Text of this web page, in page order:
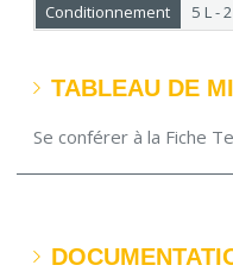
Conditionnement
5 L -
TABLEAU DE
Se conférer à la Fiche